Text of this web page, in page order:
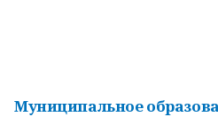
Муниципальное